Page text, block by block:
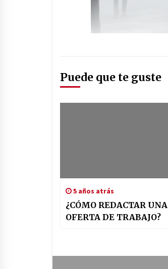
Puede que te guste
5 años atrás
¿CÓMO REDACTAR UNA
OFERTA DE TRABAJO?